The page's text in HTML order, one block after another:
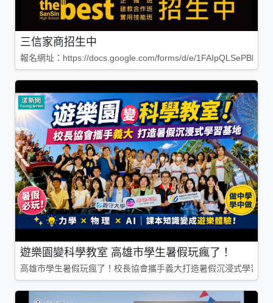
三信家商招生中
報名網址：https://docs.google.com/forms/d/e/
遊樂園變科學教室 高雄市學生暑假玩瘋了！
高雄市學生暑假玩瘋了！校長協會攜手義大打造暑假沉浸式學習基